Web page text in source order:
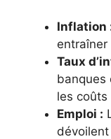
Inflation
Taux
banques
les coûts
Emploi :